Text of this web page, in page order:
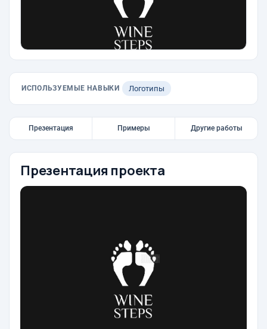
ИСПОЛЬЗУЕМЫЕ НАВЫКИ Логотипы
Презентация Примеры Другие работы
Презентация проекта